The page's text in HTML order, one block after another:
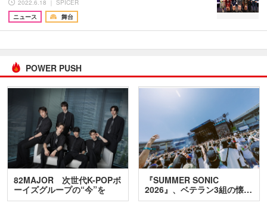
2022.6.18 ｜ SPICER
ニュース
舞台
POWER PUSH
82MAJOR 次世代K-POPボ
ーイズグループの“今”を
訊…
『SUMMER SONIC
2026』、ベテラン3組の懐…